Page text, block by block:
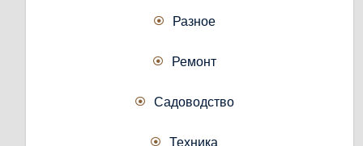
Разное
Ремонт
Садоводство
Техника